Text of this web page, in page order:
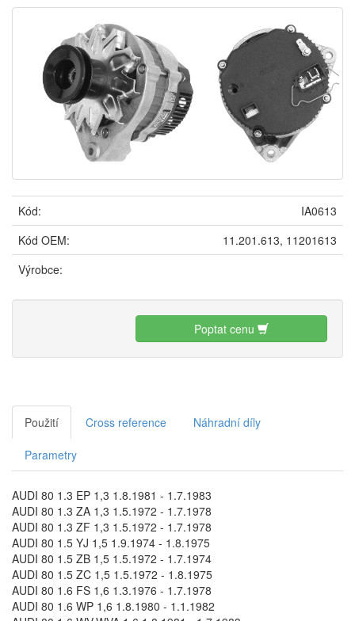
Kód:
IA0613
Kód OEM:
11.201.613, 11201613
Výrobce:
Poptat cenu
Použití Cross reference Náhradní díly
Parametry
AUDI 80 1.3 EP 1,3 1.8.1981 - 1.7.1983
AUDI 80 1.3 ZA 1,3 1.5.1972 - 1.7.1978
AUDI 80 1.3 ZF 1,3 1.5.1972 - 1.7.1978
AUDI 80 1.5 YJ 1,5 1.9.1974 - 1.8.1975
AUDI 80 1.5 ZB 1,5 1.5.1972 - 1.7.1974
AUDI 80 1.5 ZC 1,5 1.5.1972 - 1.8.1975
AUDI 80 1.6 FS 1,6 1.3.1976 - 1.7.1978
AUDI 80 1.6 WP 1,6 1.8.1980 - 1.1.1982